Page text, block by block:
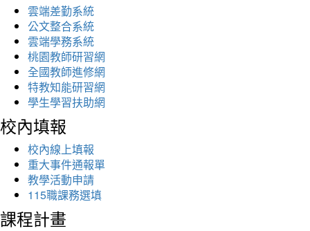
雲端差勤系統
公文整合系統
雲端學務系統
桃園教師研習網
全國教師進修網
特教知能研習網
學生學習扶助網
校內填報
校內線上填報
重大事件通報單
教學活動申請
115職課務選填
課程計畫